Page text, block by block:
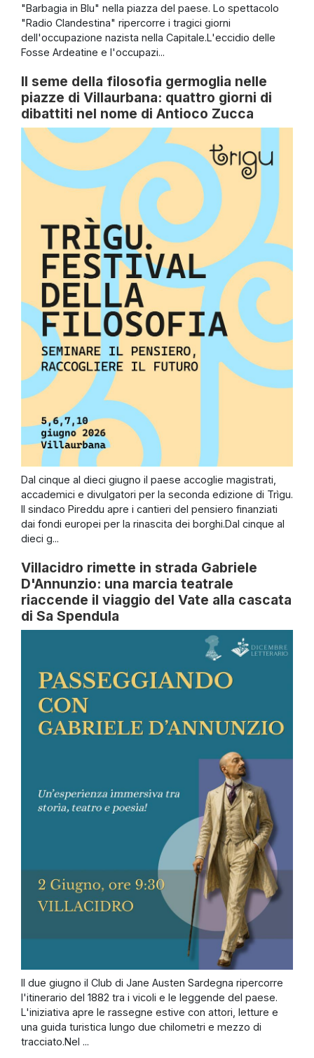
"Barbagia in Blu" nella piazza del paese. Lo spettacolo
"Radio Clandestina" ripercorre i tragici giorni
dell'occupazione nazista nella Capitale.L'eccidio delle
Fosse Ardeatine e l'occupazi...
Il seme della filosofia germoglia nelle
piazze di Villaurbana: quattro giorni di
dibattiti nel nome di Antioco Zucca
Dal cinque al dieci giugno il paese accoglie magistrati,
accademici e divulgatori per la seconda edizione di Trìgu.
Il sindaco Pireddu apre i cantieri del pensiero finanziati
dai fondi europei per la rinascita dei borghi.Dal cinque al
dieci g...
Villacidro rimette in strada Gabriele
D'Annunzio: una marcia teatrale
riaccende il viaggio del Vate alla cascata
di Sa Spendula
Il due giugno il Club di Jane Austen Sardegna ripercorre
l'itinerario del 1882 tra i vicoli e le leggende del paese.
L'iniziativa apre le rassegne estive con attori, letture e
una guida turistica lungo due chilometri e mezzo di
tracciato.Nel ...